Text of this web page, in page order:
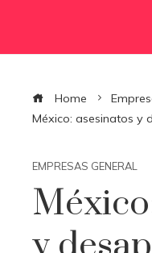
Home
México: asesinatos y
EMPRESAS GENERAL